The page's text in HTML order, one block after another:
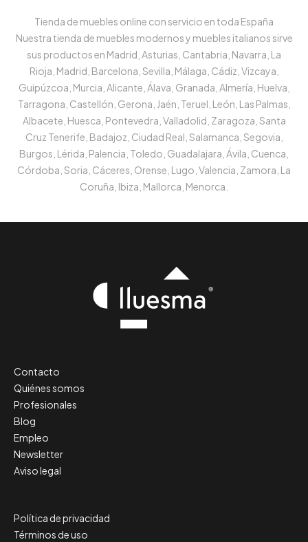
Tienda de muebles online con servicio en toda España
Nuestra tienda de muebles modernos y muebles italianos sirve
sus productos en Madrid, Asturias, Cantabria, Navarra, La
Rioja, Madrid, Barcelona, Sevilla, Málaga, Cádiz, Vizcaya,
Guipúzcoa, Murcia, Alicante, Álava, Granada, Almería, Huelva,
Tarragona, Castellón, Gerona, Jaén, Teruel, León, Las Palmas,
Albacete, Huesca, Pontevedra, Valladolid, Zaragoza, Santa
Cruz Tenerife, Badajoz, Ciudad Real, Salamanca, Segovia,
Burgos, Lérida, Palencia, Toledo, Guadalajara, Ávila, Cuenca,
Córdoba, Soria, Cáceres, Orense, Lugo, Valencia, Zamora, La
Coruña, Ibiza, Mallorca, Menorca.
Contacto
Quiénes somos
Profesionales
Blog
Empleo
Newsletter
Aviso legal
Política de privacidad
Términos de uso